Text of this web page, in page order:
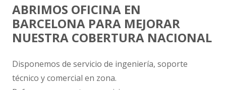
ABRIMOS OFICINA EN
BARCELONA PARA MEJORAR
NUESTRA COBERTURA NACIONAL
Disponemos de servicio de ingeniería, soporte
técnico y comercial en zona.